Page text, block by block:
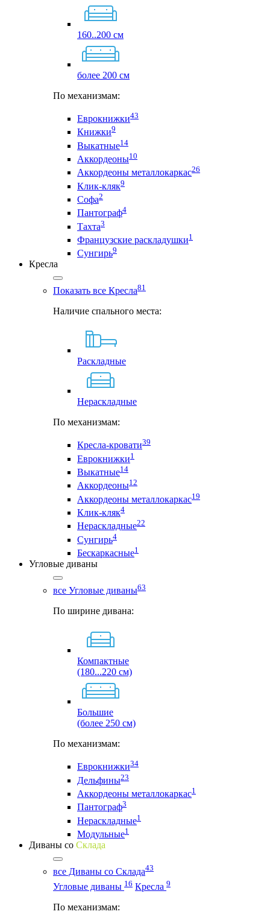
160..200 см
более 200 см
По механизмам:
Еврокнижки43
Книжки9
Выкатные14
Аккордеоны10
Аккордеоны металлокаркас26
Клик-кляк9
Софа2
Пантограф4
Тахта3
Французские раскладушки1
Сунгирь9
Кресла
Показать все Кресла81
Наличие спального места:
Раскладные
Нераскладные
По механизмам:
Кресла-кровати39
Еврокнижки1
Выкатные14
Аккордеоны12
Аккордеоны металлокаркас19
Клик-кляк4
Нераскладные22
Сунгирь4
Бескаркасные1
Угловые диваны
все Угловые диваны63
По ширине дивана:
Компактные
(180...220 см)
Большие
(более 250 см)
По механизмам:
Еврокнижки34
Дельфины23
Аккордеоны металлокаркас1
Пантограф3
Нераскладные1
Модульные1
Диваны со Склада
все Диваны со Склада43
Угловые диваны 16 Кресла 9
По механизмам: